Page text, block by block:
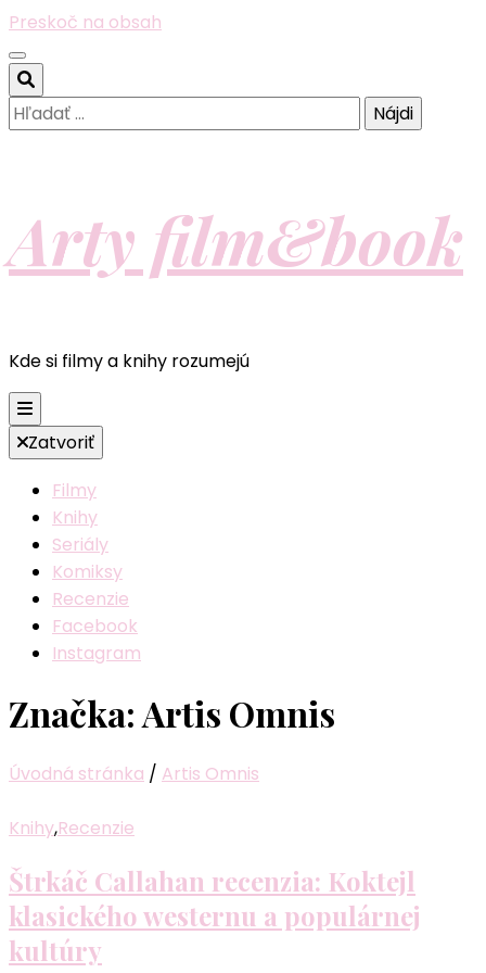
Preskoč na obsah
Hľadať:
Arty film&book
Kde si filmy a knihy rozumejú
Zatvoriť
Filmy
Knihy
Seriály
Komiksy
Recenzie
Facebook
Instagram
Značka:Artis Omnis
Úvodná stránka / Artis Omnis
Knihy,Recenzie
Štrkáč Callahan recenzia: Koktejl
klasického westernu a populárnej
kultúry